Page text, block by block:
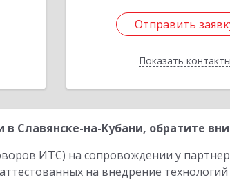
Отправить
Показать контакты
Отправить
Назад
Славянске-на-Кубани, обратите
ИТС) на сопровождении у
на внедрение